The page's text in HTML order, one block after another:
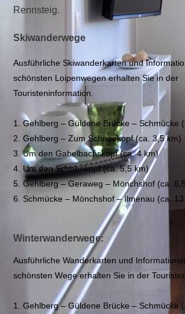
Rennsteig.
Skiwanderwege
Ausführliche Skiwanderkarten und
schönsten Loipenwegen erhalten Sie in der
Touristeninformation.
1. Gehlberg – Güldene Brücke – Schmücke
2. Gehlberg – Zum Schneekopf (ca. 3,5 km)
3. Um den Gabelbachskopf (ca. 4 km)
4. Um den Schneekopf (ca. 5,5 km)
5. Gehlberg – Geraweg – Mönchshof (ca.
6. Schmücke – Mönchshof – Ilmenau (ca.
Winterwanderwege:
Ausführliche Wanderkarten und
schönsten Wege erhalten Sie in der
1. Gehlberg – Güldene Brücke – Schmücke